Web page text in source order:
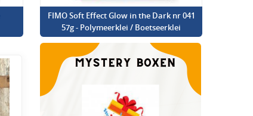
FIMO Soft Effect Glow in the Dark nr 041
57g - Polymeerklei / Boetseerklei